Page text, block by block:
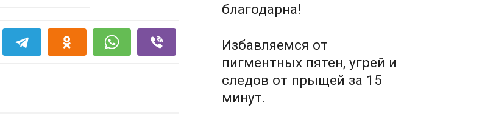
благодарна!
Избавляемся от
пигментных пятен, угрей и
следов от прыщей за 15
минут.